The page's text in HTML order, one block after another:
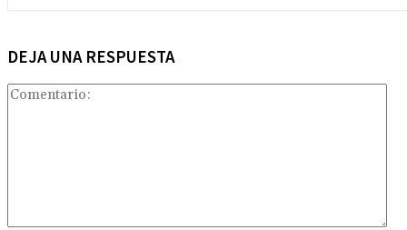
DEJA UNA RESPUESTA